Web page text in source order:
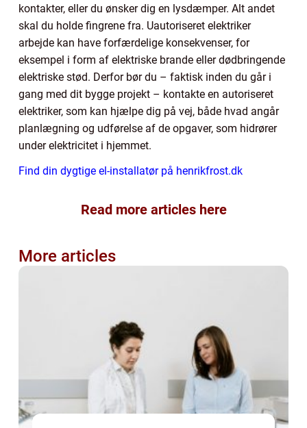
kontakter, eller du ønsker dig en lysdæmper. Alt andet
skal du holde fingrene fra. Uautoriseret elektriker
arbejde kan have forfærdelige konsekvenser, for
eksempel i form af elektriske brande eller dødbringende
elektriske stød. Derfor bør du – faktisk inden du går i
gang med dit bygge projekt – kontakte en autoriseret
elektriker, som kan hjælpe dig på vej, både hvad angår
planlægning og udførelse af de opgaver, som hidrører
under elektricitet i hjemmet.
Find din dygtige el-installatør på henrikfrost.dk
Read more articles here
More articles